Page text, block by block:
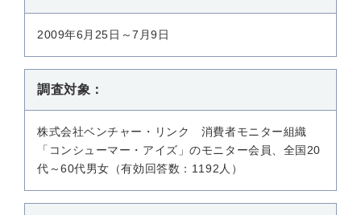
2009年6月25日～7月9日
調査対象：
株式会社ベンチャー・リンク 消費者モニター組織
「コンシューマー・アイズ」のモニター会員、全国20
代～60代男女（有効回答数：1192人）